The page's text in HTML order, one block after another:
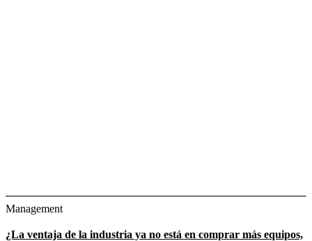
Management
¿La ventaja de la industria ya no está en comprar más equipos,